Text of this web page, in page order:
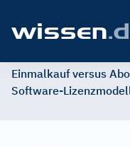
Einmalkauf versus
Software-